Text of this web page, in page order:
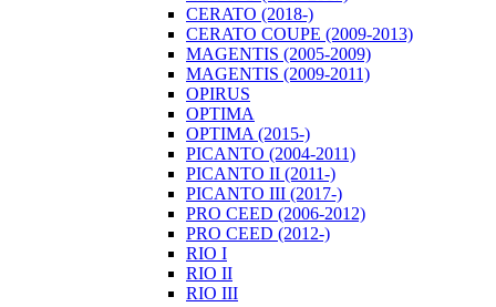
CERATO (2018-)
CERATO COUPE (2009-2013)
MAGENTIS (2005-2009)
MAGENTIS (2009-2011)
OPIRUS
OPTIMA
OPTIMA (2015-)
PICANTO (2004-2011)
PICANTO II (2011-)
PICANTO III (2017-)
PRO CEED (2006-2012)
PRO CEED (2012-)
RIO I
RIO II
RIO III